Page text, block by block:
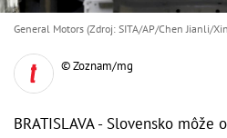
General Motors (Zdroj: SITA/AP/Chen Jianli/
© Zoznam/mg
BRATISLAVA - Slovensko